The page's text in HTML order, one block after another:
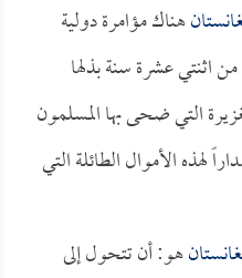
هناك مؤامرة دولية
اثنتي عشرة سنة بذلها
التي ضحى بها المسلمون
لهذه الأموال الطائلة التي
هو: أن تتحول إلى